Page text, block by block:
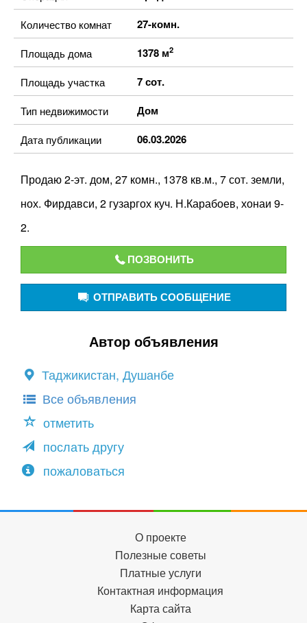
Количество комнат 27-комн.
Площадь дома 1378 м2
Площадь участка 7 сот.
Тип недвижимости Дом
Дата публикации 06.03.2026
Продаю 2-эт. дом, 27 комн., 1378 кв.м., 7 сот. земли,
нох. Фирдавси, 2 гузаргох куч. Н.Карабоев, хонаи 9-
2.
ПОЗВОНИТЬ
ОТПРАВИТЬ СООБЩЕНИЕ
Автор объявления
Таджикистан, Душанбе
Все объявления
отметить
послать другу
пожаловаться
О проекте
Полезные советы
Платные услуги
Контактная информация
Карта сайта